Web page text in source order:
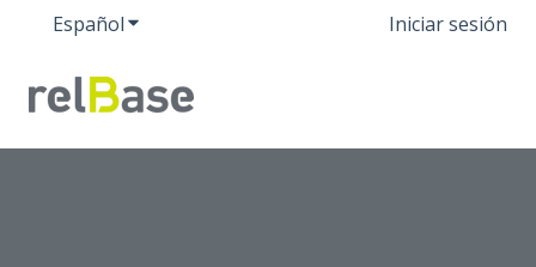
EspañolTraducciones de Mostrar submenú de
Iniciar sesión